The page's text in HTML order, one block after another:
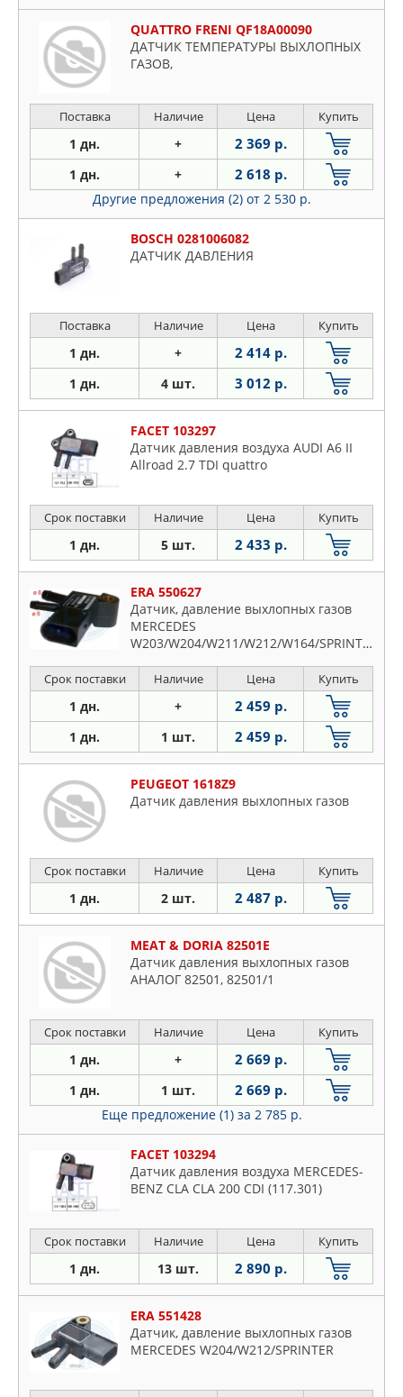
QUATTRO FRENI QF18A00090
ДАТЧИК ТЕМПЕРАТУРЫ ВЫХЛОПНЫХ
ГАЗОВ,
Поставка Наличие Цена Купить
1 дн. + 2 369 р.
1 дн. + 2 618 р.
Другие предложения (2) от 2 530 р.
BOSCH 0281006082
ДАТЧИК ДАВЛЕНИЯ
Поставка Наличие Цена Купить
1 дн. + 2 414 р.
1 дн. 4 шт. 3 012 р.
FACET 103297
Датчик давления воздуха AUDI A6 II
Allroad 2.7 TDI quattro
Срок поставки Наличие Цена Купить
1 дн. 5 шт. 2 433 р.
ERA 550627
Датчик, давление выхлопных газов
MERCEDES
W203/W204/W211/W212/W164/SPRINTER
Срок поставки Наличие Цена Купить
1 дн. + 2 459 р.
1 дн. 1 шт. 2 459 р.
PEUGEOT 1618Z9
Датчик давления выхлопных газов
Срок поставки Наличие Цена Купить
1 дн. 2 шт. 2 487 р.
MEAT & DORIA 82501E
Датчик давления выхлопных газов
АНАЛОГ 82501, 82501/1
Срок поставки Наличие Цена Купить
1 дн. + 2 669 р.
1 дн. 1 шт. 2 669 р.
Еще предложение (1) за 2 785 р.
FACET 103294
Датчик давления воздуха MERCEDES-
BENZ CLA CLA 200 CDI (117.301)
Срок поставки Наличие Цена Купить
1 дн. 13 шт. 2 890 р.
ERA 551428
Датчик, давление выхлопных газов
MERCEDES W204/W212/SPRINTER